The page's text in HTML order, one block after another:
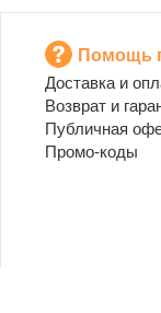
Помощь
Доставка и
Возврат и
Публичная
Промо-коды